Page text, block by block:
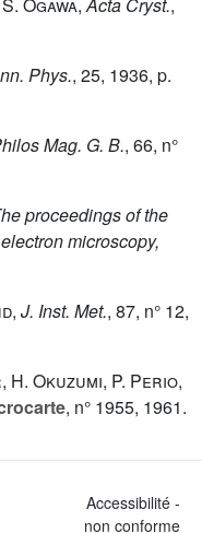
Phys., 25, 1936, p.
Mag. G. B., 66, n°
proceedings of the
microscopy,
, J. Inst. Met., 87, n° 12,
, H. Okuzumi, P. Perio,
, n° 1955, 1961.
Accessibilité -
non conforme